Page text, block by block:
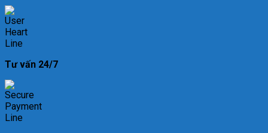
Tư vấn 24/7